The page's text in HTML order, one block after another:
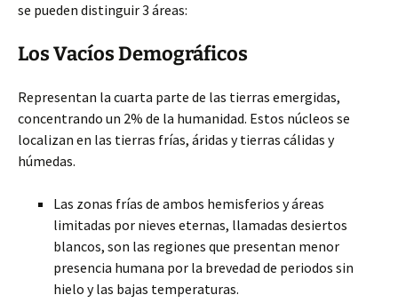
se pueden distinguir 3 áreas:
Los Vacíos Demográficos
Representan la cuarta parte de las tierras emergidas,
concentrando un 2% de la humanidad. Estos núcleos se
localizan en las tierras frías, áridas y tierras cálidas y
húmedas.
Las zonas frías de ambos hemisferios y áreas
limitadas por nieves eternas, llamadas desiertos
blancos, son las regiones que presentan menor
presencia humana por la brevedad de periodos sin
hielo y las bajas temperaturas.